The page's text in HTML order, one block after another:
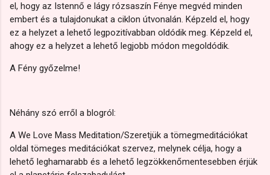
el, hogy az Istennő e lágy rózsaszín Fénye megvéd minden
embert és a tulajdonukat a ciklon útvonalán. Képzeld el, hogy
ez a helyzet a lehető legpozitívabban oldódik meg. Képzeld el,
ahogy ez a helyzet a lehető legjobb módon megoldódik.
A Fény győzelme!
Néhány szó erről a blogról:
A We Love Mass Meditation/Szeretjük a tömegmeditációkat
oldal tömeges meditációkat szervez, melynek célja, hogy a
lehető leghamarabb és a lehető legzökkenőmentesebben érjük